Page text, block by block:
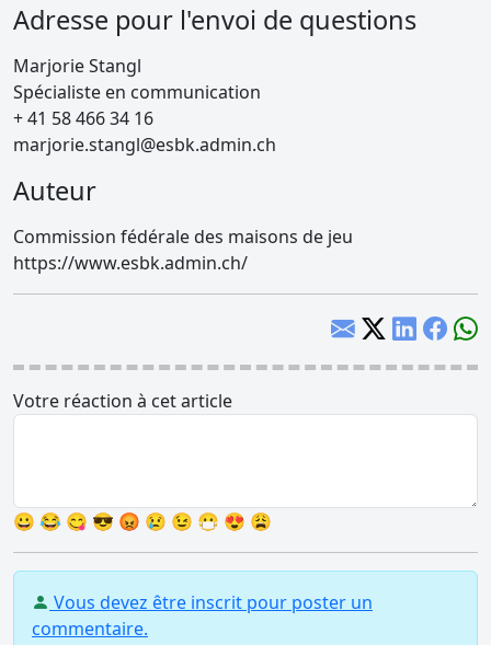
Adresse pour l'envoi de questions
Marjorie Stangl
Spécialiste en communication
+ 41 58 466 34 16
marjorie.stangl@esbk.admin.ch
Auteur
Commission fédérale des maisons de jeu
https://www.esbk.admin.ch/
Votre réaction à cet article
😀 😂 😋 😎 😡 😢 😉 😷 😍 😩
Vous devez être inscrit pour poster un
commentaire.